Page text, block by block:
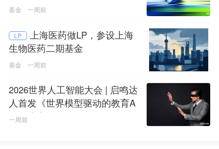
基金 一周前
LP
上海医药做LP，参设上海
生物医药二期基金
基金 一周前
2026世界人工智能大会 | 启鸣达
人首发《世界模型驱动的教育A
GI白皮书》
一周前